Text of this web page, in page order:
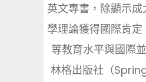
英文專書，除顯示
學理論獲得國際肯
等教育水平與國際
林格出版社（